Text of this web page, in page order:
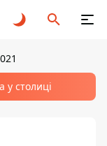
у столиці